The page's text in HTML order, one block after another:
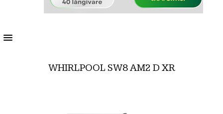
MENU
WHIRLPOOL SW8 AM2 D XR